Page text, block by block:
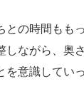
との時間もも
しながら、奥
意識していっ